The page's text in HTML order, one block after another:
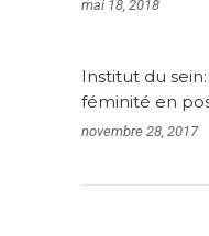
mai 18, 2018
Institut du
féminité en
novembre 28, 2017